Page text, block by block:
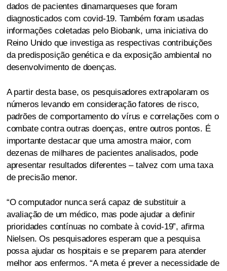
dados de pacientes dinamarqueses que foram
diagnosticados com covid-19. Também foram usadas
informações coletadas pelo Biobank, uma iniciativa do
Reino Unido que investiga as respectivas contribuições
da predisposição genética e da exposição ambiental no
desenvolvimento de doenças.
A partir desta base, os pesquisadores extrapolaram os
números levando em consideração fatores de risco,
padrões de comportamento do vírus e correlações com o
combate contra outras doenças, entre outros pontos. É
importante destacar que uma amostra maior, com
dezenas de milhares de pacientes analisados, pode
apresentar resultados diferentes – talvez com uma taxa
de precisão menor.
“O computador nunca será capaz de substituir a
avaliação de um médico, mas pode ajudar a definir
prioridades contínuas no combate à covid-19”, afirma
Nielsen. Os pesquisadores esperam que a pesquisa
possa ajudar os hospitais e se preparem para atender
melhor aos enfermos. “A meta é prever a necessidade de